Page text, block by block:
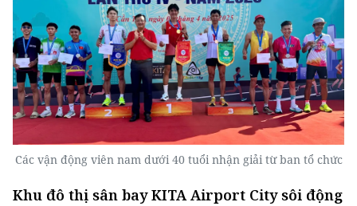
Các vận động viên nam dưới 40 tuổi nhận giải từ ban tổ chức
Khu đô thị sân bay KITA Airport City sôi động